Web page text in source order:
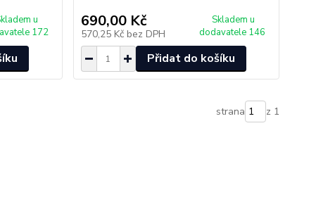
u
172
690,00 Kč
570,25 Kč bez DPH
Skladem u
dodavatele 146
Přidat do košíku
strana z 1